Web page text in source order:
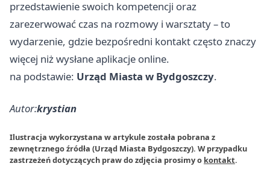
przedstawienie swoich kompetencji oraz
zarezerwować czas na rozmowy i warsztaty – to
wydarzenie, gdzie bezpośredni kontakt często znaczy
więcej niż wysłane aplikacje online.
na podstawie: Urząd Miasta w Bydgoszczy.
Autor:krystian
Ilustracja wykorzystana w artykule została pobrana z
zewnętrznego źródła (Urząd Miasta Bydgoszczy). W przypadku
zastrzeżeń dotyczących praw do zdjęcia prosimy o kontakt.